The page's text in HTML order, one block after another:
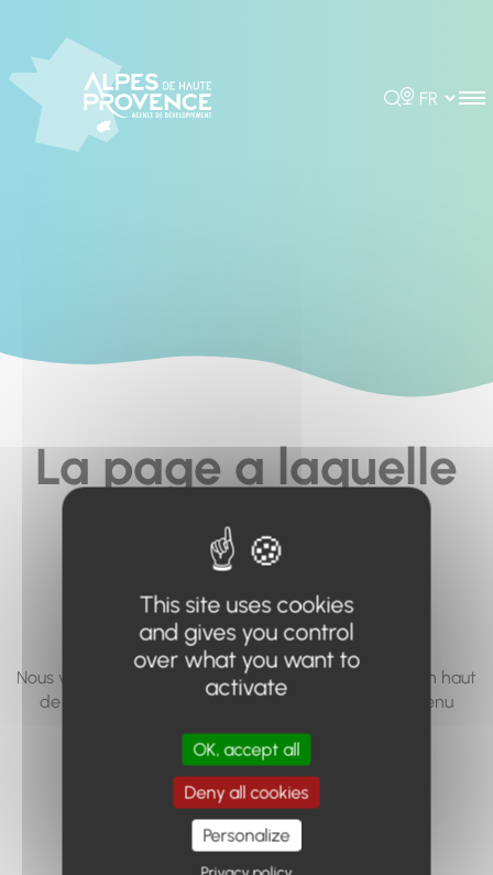
Rechercher
Choisir la
La page a laquelle
vous cherchez à
accéder n'existe
pas... ou plus.
Nous vous invitons à utiliser le moteur de recherche en haut
de page, ou à utiliser le menu pour trouver le contenu
Retour à l'accueil
This site uses cookies
and gives you control
over what you want to
activate
OK, accept all
Deny all cookies
Personalize